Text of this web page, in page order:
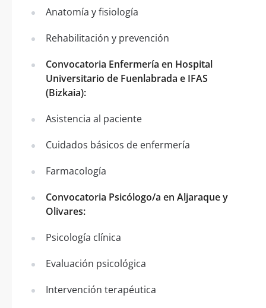
Anatomía y fisiología
Rehabilitación y prevención
Convocatoria Enfermería en Hospital
Universitario de Fuenlabrada e IFAS
(Bizkaia):
Asistencia al paciente
Cuidados básicos de enfermería
Farmacología
Convocatoria Psicólogo/a en Aljaraque y
Olivares:
Psicología clínica
Evaluación psicológica
Intervención terapéutica